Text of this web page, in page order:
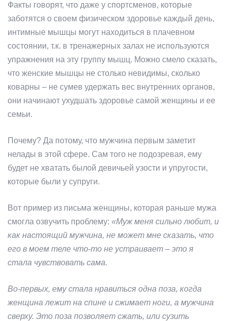
Факты говорят, что даже у спортсменов, которые
заботятся о своем физическом здоровье каждый день,
интимные мышцы могут находиться в плачевном
состоянии, т.к. в тренажерных залах не используются
упражнения на эту группу мышц. Можно смело сказать,
что женские мышцы не столько невидимы, сколько
коварны – не сумев удержать вес внутренних органов,
они начинают ухудшать здоровье самой женщины и ее
семьи.
Почему? Да потому, что мужчина первым заметит
нелады в этой сфере. Сам того не подозревая, ему
будет не хватать былой девичьей узости и упругости,
которые были у супруги.
Вот пример из письма женщины, которая раньше мужа
смогла озвучить проблему: «Муж меня сильно любит, и
как настоящий мужчина, не может мне сказать, что
его в моем теле что-то не устраивает – это я
стала чувствовать сама.
Во-первых, ему стала нравиться одна поза, когда
женщина лежит на спине и сжимает ноги, а мужчина
сверху. Это поза позволяет сжать, или сузить